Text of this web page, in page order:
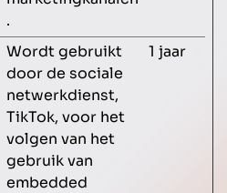
.
Wordt gebruikt
door de sociale
netwerkdienst,
TikTok, voor het
volgen van het
gebruik van
embedded
1 jaar